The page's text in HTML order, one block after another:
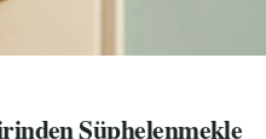
Şüphelenmekle